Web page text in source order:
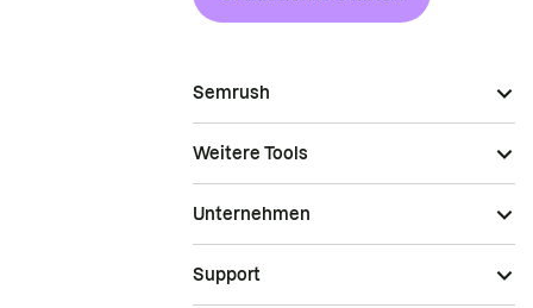
Semrush
Weitere Tools
Unternehmen
Support